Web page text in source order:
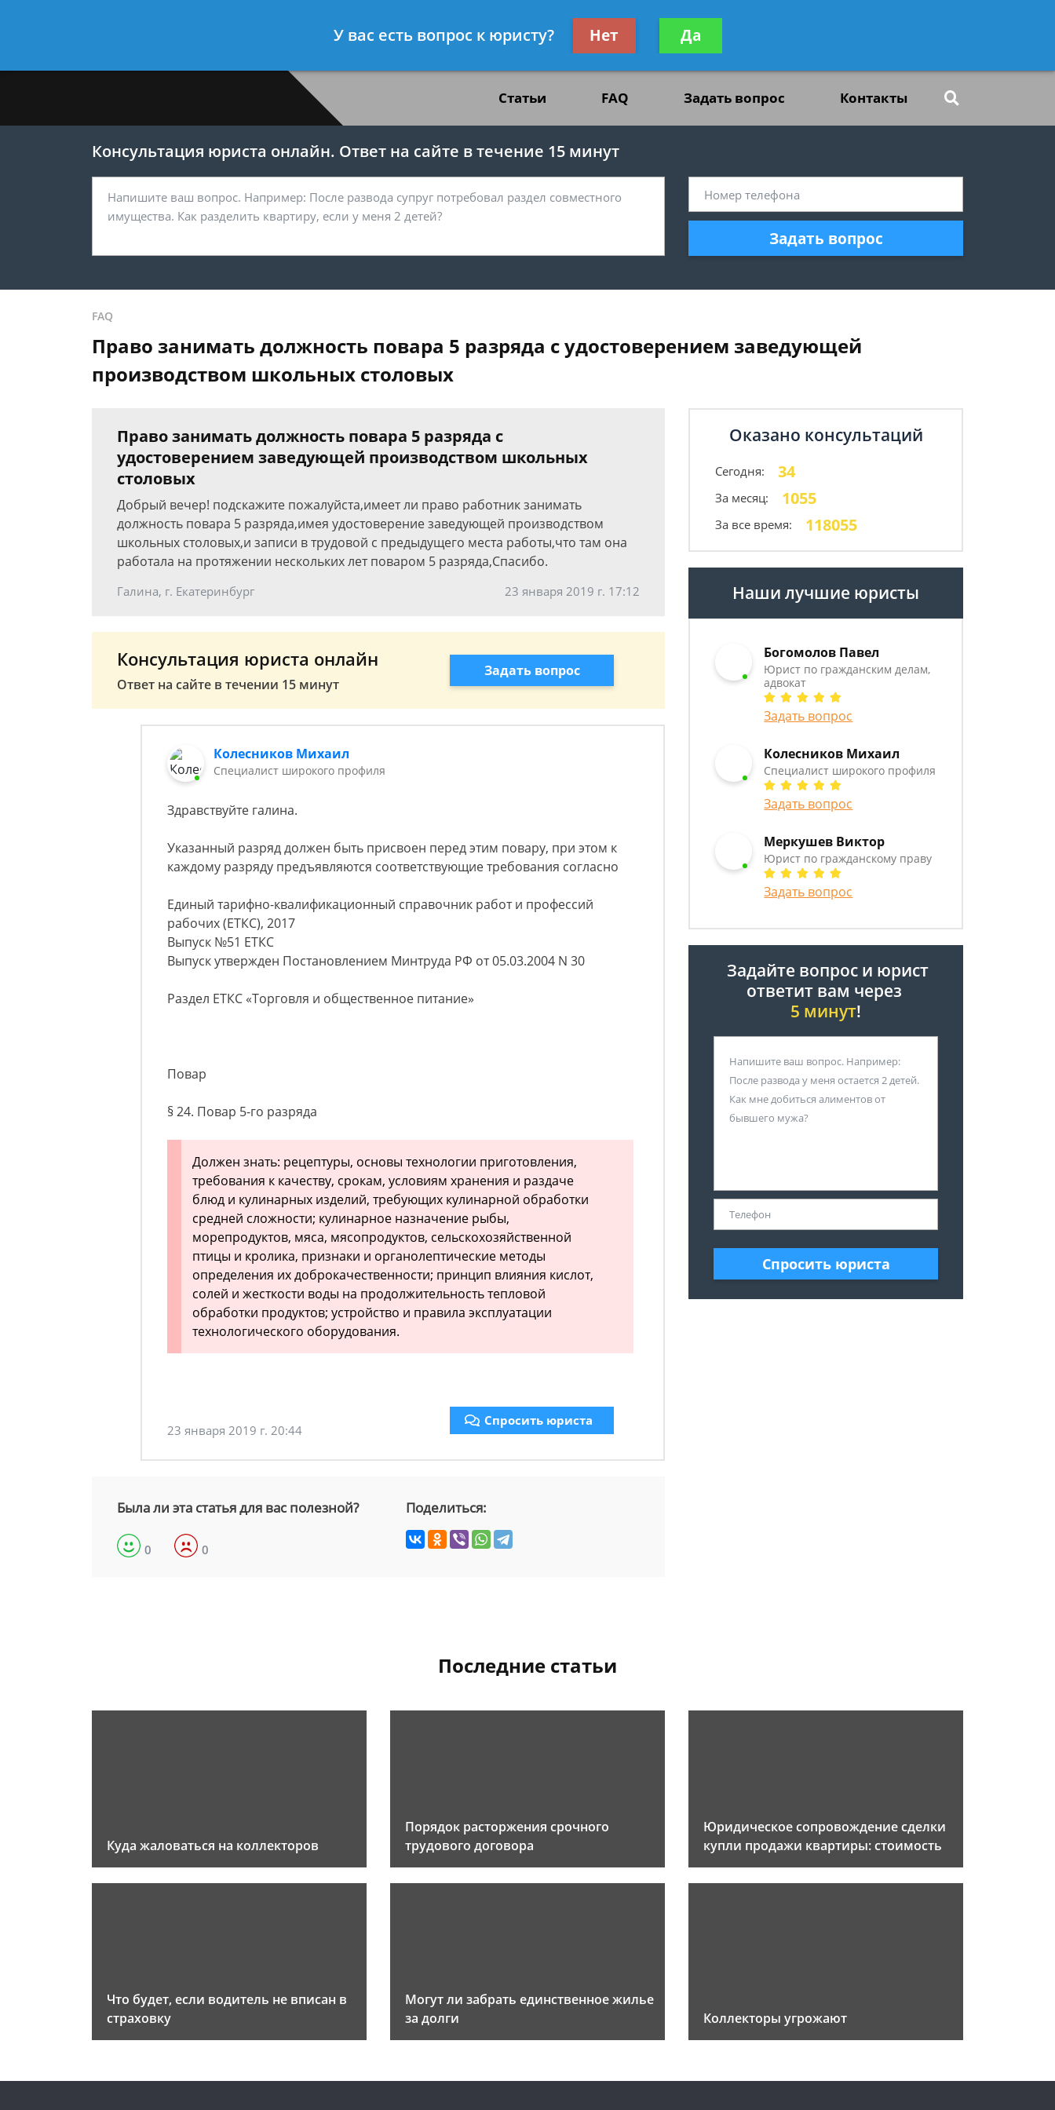
- Юрист по гражданскому праву
Получите консультацию
бесплатно
Статьи FAQ Задать вопрос Контакты
Консультация юриста онлайн. Ответ на сайте в течение 15 минут
Задать вопрос
FAQ
Право занимать должность повара 5 разряда с удостоверением заведующей
производством школьных столовых
Право занимать должность повара 5 разряда с
удостоверением заведующей производством школьных
столовых
Добрый вечер! подскажите пожалуйста,имеет ли право работник занимать
должность повара 5 разряда,имея удостоверение заведующей производством
школьных столовых,и записи в трудовой с предыдущего места работы,что там она
работала на протяжении нескольких лет поваром 5 разряда,Спасибо.
Галина, г. Екатеринбург 23 января 2019 г. 17:12
Консультация юриста онлайн
Ответ на сайте в течении 15 минут
Задать вопрос
Колесников Михаил
Специалист широкого профиля
Здравствуйте галина.
Указанный разряд должен быть присвоен перед этим повару, при этом к
каждому разряду предъявляются соответствующие требования согласно
Единый тарифно-квалификационный справочник работ и профессий
рабочих (ЕТКС), 2017
Выпуск №51 ЕТКС
Выпуск утвержден Постановлением Минтруда РФ от 05.03.2004 N 30
Раздел ЕТКС «Торговля и общественное питание»
Повар
§ 24. Повар 5-го разряда
Должен знать: рецептуры, основы технологии приготовления,
требования к качеству, срокам, условиям хранения и раздаче
блюд и кулинарных изделий, требующих кулинарной обработки
средней сложности; кулинарное назначение рыбы,
морепродуктов, мяса, мясопродуктов, сельскохозяйственной
птицы и кролика, признаки и органолептические методы
определения их доброкачественности; принцип влияния кислот,
солей и жесткости воды на продолжительность тепловой
обработки продуктов; устройство и правила эксплуатации
технологического оборудования.
23 января 2019 г. 20:44
Спросить юриста
Была ли эта статья для вас полезной?
0 0
Поделиться:
Оказано консультаций
Сегодня: 34
За месяц: 1055
За все время: 118055
Наши лучшие юристы
Богомолов Павел
Юрист по гражданским делам,
адвокат
Задать вопрос
Колесников Михаил
Специалист широкого профиля
Задать вопрос
Меркушев Виктор
Юрист по гражданскому праву
Задать вопрос
Задайте вопрос и юрист
ответит вам через
5 минут!
Спросить юриста
Последние статьи
Куда жаловаться на коллекторов
Порядок расторжения срочного
трудового договора
Юридическое сопровождение сделки
купли продажи квартиры: стоимость
Что будет, если водитель не вписан в
страховку
Могут ли забрать единственное жилье
за долги
Коллекторы угрожают
У вас есть вопрос к юристу? Нет Да